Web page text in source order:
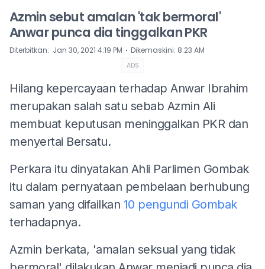
Azmin sebut amalan 'tak bermoral'
Anwar punca dia tinggalkan PKR
Diterbitkan: Jan 30, 2021 4:19 PM ⋅ Dikemaskini: 8:23 AM
ADS
Hilang kepercayaan terhadap Anwar Ibrahim
merupakan salah satu sebab Azmin Ali
membuat keputusan meninggalkan PKR dan
menyertai Bersatu.
Perkara itu dinyatakan Ahli Parlimen Gombak
itu dalam pernyataan pembelaan berhubung
saman yang difailkan 10 pengundi Gombak
terhadapnya.
Azmin berkata, 'amalan seksual yang tidak